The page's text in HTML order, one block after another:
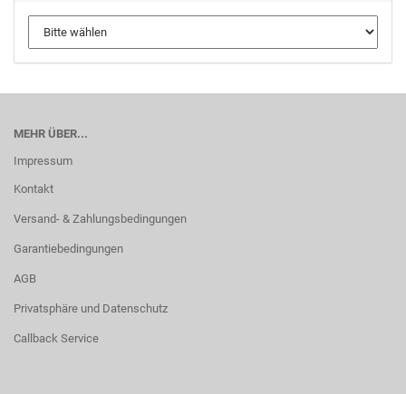
MEHR ÜBER...
Impressum
Kontakt
Versand- & Zahlungsbedingungen
Garantiebedingungen
AGB
Privatsphäre und Datenschutz
Callback Service